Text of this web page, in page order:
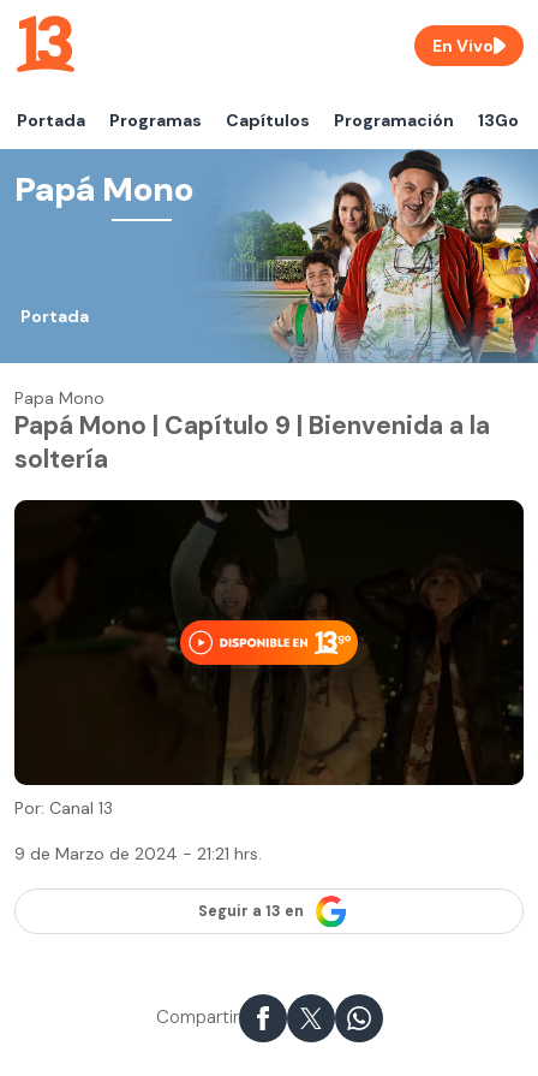
Portada Programas Capítulos Programación 13Go
En Vivo
Papá Mono
Portada
Papa Mono
Papá Mono | Capítulo 9 | Bienvenida a la
soltería
Por: Canal 13
9 de Marzo de 2024 - 21:21 hrs.
Seguir a 13 en
Compartir